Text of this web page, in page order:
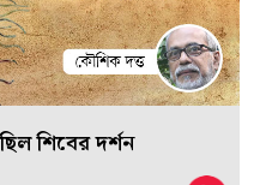
শিবের দর্শন